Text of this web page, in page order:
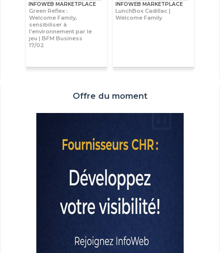
INFOWEB MARKETPLACE
Green Reflex :
Welcome Family,
sensibiliser à
l'environnement par le
jeu | BFM Business
17/02
INFOWEB MARKETPLACE
LunchBox Cadillac |
Welcome Family
Offre du moment